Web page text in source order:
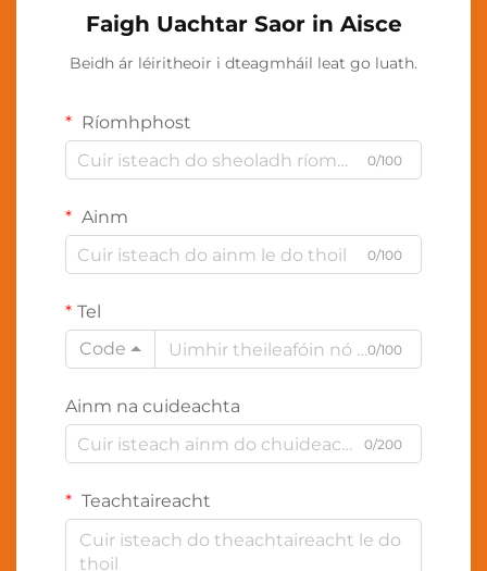
Faigh Uachtar Saor in Aisce
Beidh ár léiritheoir i dteagmháil leat go luath.
Ríomhphost
0/100
Ainm
0/100
Tel
Code
0/100
Ainm na cuideachta
0/200
Teachtaireacht